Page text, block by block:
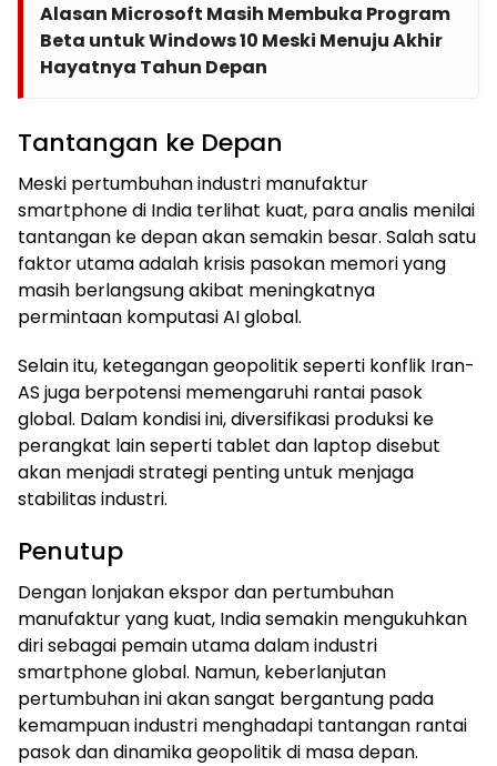
Alasan Microsoft Masih Membuka Program
Beta untuk Windows 10 Meski Menuju Akhir
Hayatnya Tahun Depan
Tantangan ke Depan
Meski pertumbuhan industri manufaktur
smartphone di India terlihat kuat, para analis menilai
tantangan ke depan akan semakin besar. Salah satu
faktor utama adalah krisis pasokan memori yang
masih berlangsung akibat meningkatnya
permintaan komputasi AI global.
Selain itu, ketegangan geopolitik seperti konflik Iran-
AS juga berpotensi memengaruhi rantai pasok
global. Dalam kondisi ini, diversifikasi produksi ke
perangkat lain seperti tablet dan laptop disebut
akan menjadi strategi penting untuk menjaga
stabilitas industri.
Penutup
Dengan lonjakan ekspor dan pertumbuhan
manufaktur yang kuat, India semakin mengukuhkan
diri sebagai pemain utama dalam industri
smartphone global. Namun, keberlanjutan
pertumbuhan ini akan sangat bergantung pada
kemampuan industri menghadapi tantangan rantai
pasok dan dinamika geopolitik di masa depan.